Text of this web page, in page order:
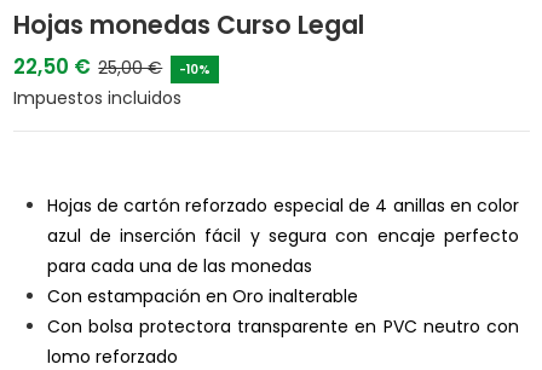
Hojas monedas Curso Legal
22,50 € 25,00 € -10%
Impuestos incluidos
Hojas de cartón reforzado especial de 4 anillas en color
azul de inserción fácil y segura con encaje perfecto
para cada una de las monedas
Con estampación en Oro inalterable
Con bolsa protectora transparente en PVC neutro con
lomo reforzado